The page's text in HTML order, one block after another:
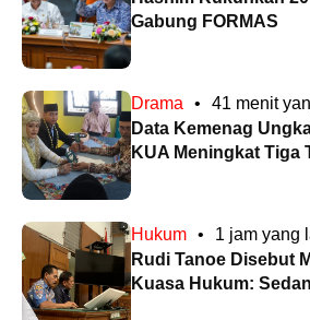
Gabung FORMAS
Drama •
41 menit
Data Kemenag
KUA Meningkat Tiga
Hukum •
1 jam yang
Rudi Tanoe Disebut
Kuasa Hukum: